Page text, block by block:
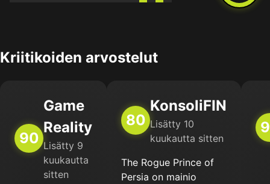
Kriitikoiden arvostelut
Game
Reality
Lisätty 9
kuukautta
sitten
90
KonsoliFIN
Lisätty 10
kuukautta sitten
80
The Rogue Prince of
Persia on mainio